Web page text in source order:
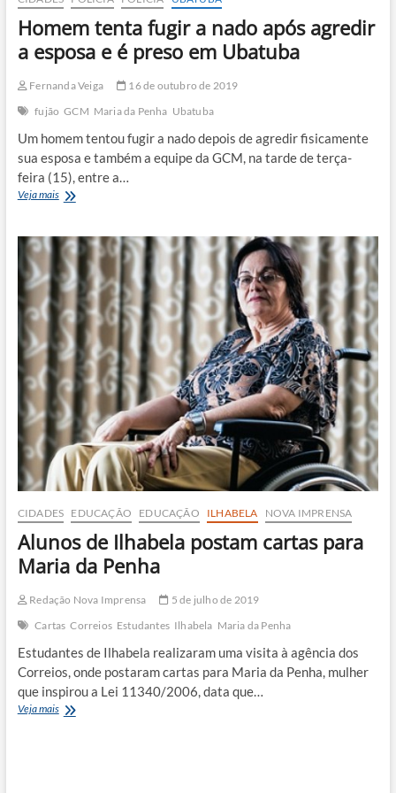
Homem tenta fugir a nado após agredir
a esposa e é preso em Ubatuba
Fernanda Veiga
16 de outubro de 2019
fujão GCM Maria da Penha Ubatuba
Um homem tentou fugir a nado depois de agredir fisicamente
sua esposa e também a equipe da GCM, na tarde de terça-
feira (15), entre a…
Veja maisHomem
a
nado
após
agredir
a
esposa
e
é
preso
em
Ubatuba
CIDADES EDUCAÇÃO EDUCAÇÃO ILHABELA NOVA IMPRENSA
Alunos de Ilhabela postam cartas para
Maria da Penha
Redação Nova Imprensa
5 de julho de 2019
Cartas Correios Estudantes Ilhabela Maria da Penha
Estudantes de Ilhabela realizaram uma visita à agência dos
Correios, onde postaram cartas para Maria da Penha, mulher
que inspirou a Lei 11340/2006, data que…
Veja maisAlunos